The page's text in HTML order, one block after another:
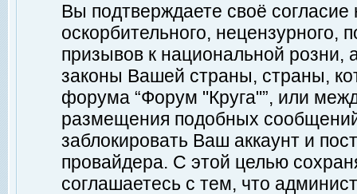
Вы подтверждаете своё
оскорбительного, нецензурного,
призывов к национальной
законы Вашей страны, страны,
форума “Форум "Круга"”, или
размещения подобных
заблокировать Ваш аккаунт и
провайдера. С этой целью
соглашаетесь с тем, что